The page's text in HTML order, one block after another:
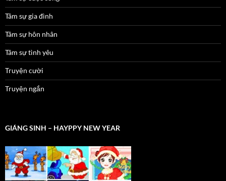
Tâm sự gia đình
Tâm sự hôn nhân
Tâm sự tình yêu
Truyện cười
Truyện ngắn
GIÁNG SINH – HAYPPY NEW YEAR